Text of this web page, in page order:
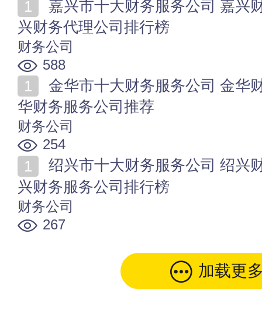
兴财务代理公司排行榜
财务公司
588
华财务服务公司推荐
财务公司
254
兴财务服务公司排行榜
财务公司
267
加载更